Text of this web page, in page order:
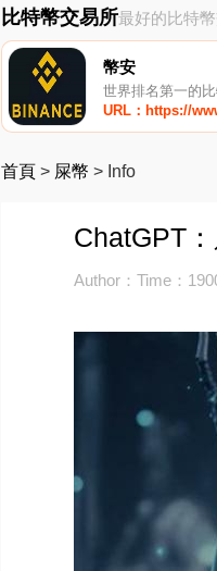
比特幣交易所最好的比特
幣安
世界排名第一的
URL：https://
首頁 > 屎幣 > Info
ChatGPT
Author：Time：